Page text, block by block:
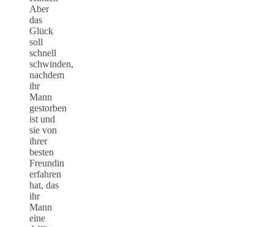
Aber
das
Glück
soll
schnell
schwinden,
nachdem
ihr
Mann
gestorben
ist und
sie von
ihrer
besten
Freundin
erfahren
hat, das
ihr
Mann
eine